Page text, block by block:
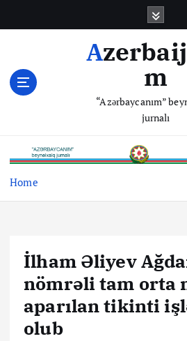
t
Azerbaijani
m
“Azərbaycanım”
jurnalı
Home
İlham Əliyev
nömrəli tam orta
aparılan tikinti
olub